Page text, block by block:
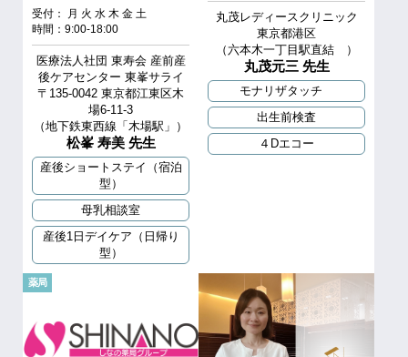
受付： 月 火 水 木 金 土
時間：9:00-18:00
医療法人社団 東寿会 産前産
後ケアセンター 東峯サライ
〒135-0042 東京都江東区木
場6-11-3
（地下鉄東西線「木場駅」）
松峯 寿美 先生
産後ショートステイ（宿泊
型）
母乳相談室
産後1日デイケア（日帰り
型）
丸茂レディースクリニック
東京都港区
（六本木一丁目駅直結 ）
丸茂元三 先生
モナリザタッチ
出生前検査
４Dエコー
薬局